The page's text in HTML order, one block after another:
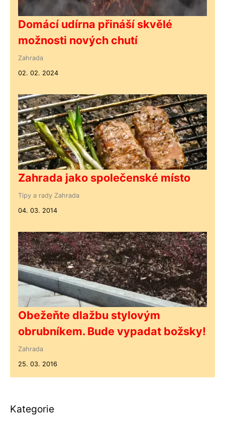
Domácí udírna přináší skvělé
možnosti nových chutí
Zahrada
02. 02. 2024
Zahrada jako společenské místo
Tipy a rady Zahrada
04. 03. 2014
Obežeňte dlažbu stylovým
obrubníkem. Bude vypadat božsky!
Zahrada
25. 03. 2016
Kategorie